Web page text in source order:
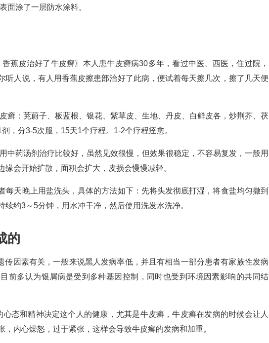
面涂了一层防水涂料。
蕉皮治好了牛皮癣〗本人患牛皮癣病30多年，看过中医、西医，住过院，
听人说，有人用香蕉皮擦患部治好了此病，便试着每天擦几次，擦了几天便
癣：茺蔚子、板蓝根、银花、紫草皮、生地、丹皮、白鲜皮各，炒荆芥、茯
，分3-5次服，15天1个疗程。1-2个疗程痊愈。
中药汤剂治疗比较好，虽然见效很慢，但效果很稳定，不容易复发，一般用
会开始扩散，面积会扩大，皮损会慢慢减轻。
每天晚上用盐洗头，具体的方法如下：先将头发彻底打湿，将食盐均匀撒到
约3～5分钟，用水冲干净，然后使用洗发水洗净。
的
传因素有关，一般来说黑人发病率低，并且有相当一部分患者有家族性发病
前多认为银屑病是受到多种基因控制，同时也受到环境因素影响的共同结
态和精神决定这个人的健康，尤其是牛皮癣，牛皮癣在发病的时候会让人
内心燥怒，过于紧张，这样会导致牛皮癣的发病和加重。